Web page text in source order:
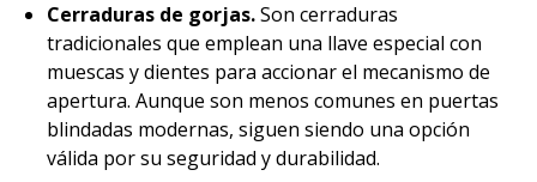
Cerraduras de gorjas.Son cerraduras
tradicionales que emplean una llave especial con
muescas y dientes para accionar el mecanismo de
apertura. Aunque son menos comunes en puertas
blindadas modernas, siguen siendo una opción
válida por su seguridad y durabilidad.